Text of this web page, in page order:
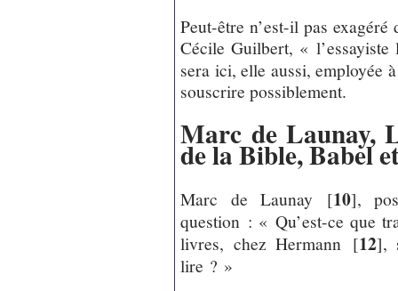
Peut-être n’est-il pas
Cécile Guilbert, «
sera ici, elle aussi, employée
souscrire possiblement.
Marc de Launay,
de la Bible, Babel
Marc de Launay [10],
question : « Qu’est-ce que
livres, chez Hermann [12],
lire ? »